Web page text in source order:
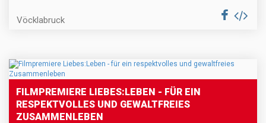
Vöcklabruck
FILMPREMIERE LIEBES:LEBEN - FÜR EIN
RESPEKTVOLLES UND GEWALTFREIES
ZUSAMMENLEBEN